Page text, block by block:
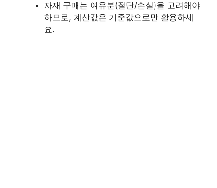
자재 구매는 여유분(절단/손실)을 고려해야
하므로, 계산값은 기준값으로만 활용하세
요.